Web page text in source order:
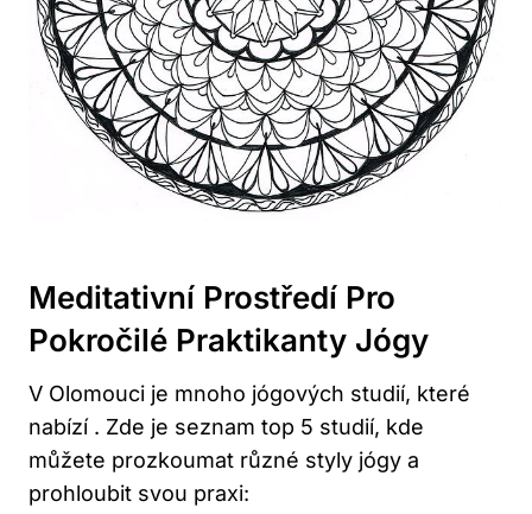
Meditativní Prostředí Pro
Pokročilé Praktikanty Jógy
V Olomouci je mnoho jógových studií, které
nabízí .⁢ Zde je seznam top 5 studií, kde
můžete⁣ prozkoumat různé styly jógy a
prohloubit svou praxi: